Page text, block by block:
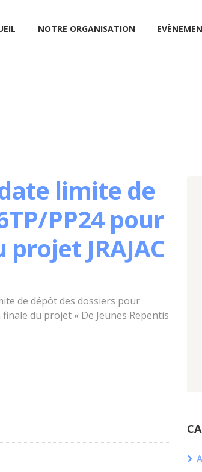
NOTRE ORGANISATION
limite de
PP24 pour
JRAJAC
de dépôt des dossiers pour
du projet « De Jeunes Repentis